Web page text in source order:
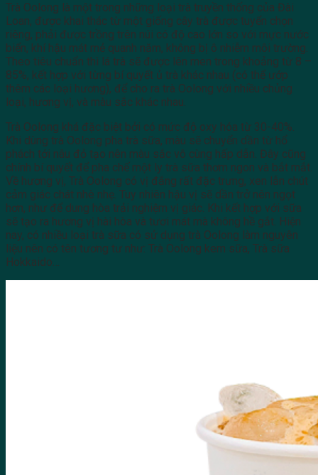
Trà Oolong là một trong những loại trà truyền thống của Đài
Loan, được khai thác từ một giống cây trà được tuyển chọn
riêng, phải được trồng trên núi có độ cao lớn so với mực nước
biển, khí hậu mát mẻ quanh năm, không bị ô nhiễm môi trường.
Theo tiêu chuẩn thì lá trà sẽ được lên men trong khoảng từ 8 –
85%, kết hợp với từng bí quyết ủ trà khác nhau (có thể ướp
thêm các loại hương), để cho ra trà Oolong với nhiều chủng
loại, hương vị, và màu sắc khác nhau.
Trà Oolong khá đặc biệt bởi có mức độ oxy hóa từ 30-40%.
Khi dùng trà Oolong pha trà sữa, màu sẽ chuyển dần từ hổ
phách tới nâu đỏ tạo nên màu sắc vô cùng hấp dẫn. Đây cũng
chính bí quyết để pha chế một ly trà sữa thơm ngon và bắt mắt.
Về hương vị, Trà Oolong có vị đắng rất đặc trưng, xen lẫn chút
cảm giác chát nhè nhẹ. Tuy nhiên hậu vị sẽ dần trở nên ngọt
hơn, như để dung hòa trải nghiệm vị giác. Khi kết hợp với sữa
sẽ tạo ra hương vị hài hòa và tươi mát mà không hề gắt. Hiện
nay, có nhiều loại trà sữa có sử dụng trà Oolong làm nguyên
liệu nên có tên tương tư như: Trà Oolong kem sữa, Trà sữa
Hokkaido…